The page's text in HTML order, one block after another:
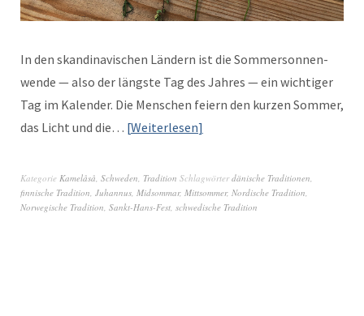
In den skan­di­navis­chen Län­dern ist die Som­mer­son­nen­
wende — also der läng­ste Tag des Jahres — ein wichtiger
Tag im Kalen­der. Die Men­schen feiern den kurzen Som­mer,
das Licht und die… Weit­er­lesen
Kategorie Kamelåså, Schweden, Tradition Schlagwörterdänische Traditionen,
finnische Tradition, Juhan­nus, Midsommar, Mittsommer, Nordische Tradition,
Norwegische Tradition, Sankt-Hans-Fest, schwedische Tradition